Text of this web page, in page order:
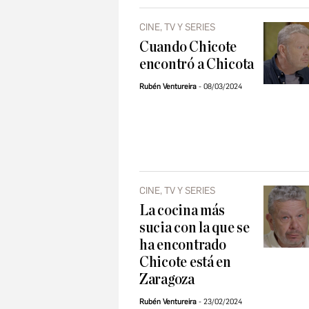
CINE, TV Y SERIES
Cuando Chicote
encontró a Chicota
Rubén Ventureira 08/03/2024
CINE, TV Y SERIES
La cocina más
sucia con la que se
ha encontrado
Chicote está en
Zaragoza
Rubén Ventureira 23/02/2024